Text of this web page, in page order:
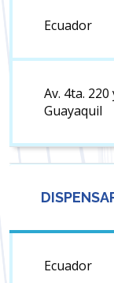
Ecuador
Av. 4ta.
Guayaquil
Ecuador